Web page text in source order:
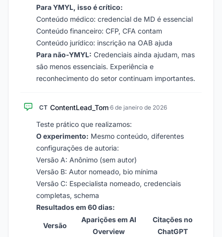
Para YMYL, isso é crítico:
Conteúdo médico: credencial de MD é essencial
Conteúdo financeiro: CFP, CFA contam
Conteúdo jurídico: inscrição na OAB ajuda
Para não-YMYL: Credenciais ainda ajudam, mas
são menos essenciais. Experiência e
reconhecimento do setor continuam importantes.
CT ContentLead_Tom·6 de janeiro de 2026
Teste prático que realizamos:
O experimento: Mesmo conteúdo, diferentes
configurações de autoria:
Versão A: Anônimo (sem autor)
Versão B: Autor nomeado, bio mínima
Versão C: Especialista nomeado, credenciais
completas, schema
Resultados em 60 dias:
Versão
Aparições em AI
Overview
Citações no
ChatGPT